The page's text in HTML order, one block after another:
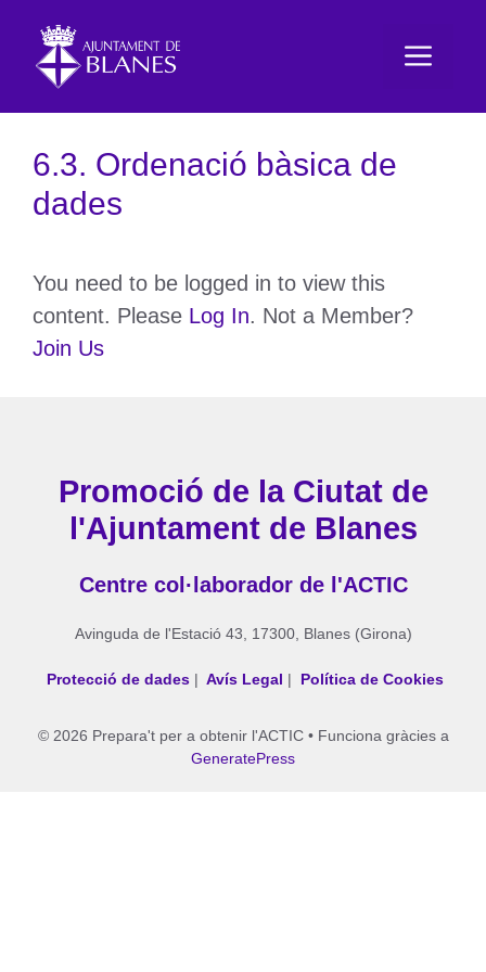
contingut
6.3. Ordenació bàsica de
dades
You need to be logged in to view this
content. Please Log In. Not a Member?
Join Us
Promoció de la Ciutat de
l'Ajuntament de Blanes
Centre col·laborador de l'ACTIC
Avinguda de l'Estació 43, 17300, Blanes (Girona)
Protecció de dades | Avís Legal | Política de Cookies
© 2026 Prepara't per a obtenir l'ACTIC• Funciona gràcies a
GeneratePress